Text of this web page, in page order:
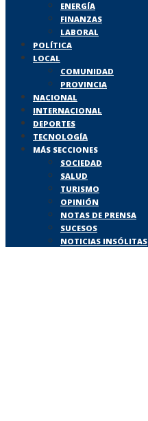
ENERGÍA
FINANZAS
LABORAL
POLÍTICA
LOCAL
COMUNIDAD
PROVINCIA
NACIONAL
INTERNACIONAL
DEPORTES
TECNOLOGÍA
MÁS SECCIONES
SOCIEDAD
SALUD
TURISMO
OPINIÓN
NOTAS DE PRENSA
SUCESOS
NOTICIAS INSÓLITAS